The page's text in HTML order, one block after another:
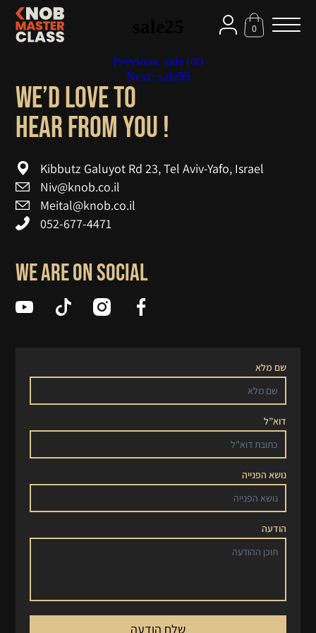
0
Previous: sale100
Next: sale99
We’d love to
! hear from you
Kibbutz Galuyot Rd 23, Tel Aviv-Yafo, Israel
Niv@knob.co.il
Meital@knob.co.il
052-677-4471
We are on social
שם מלא
דוא”ל
נושא הפנייה
הודעה